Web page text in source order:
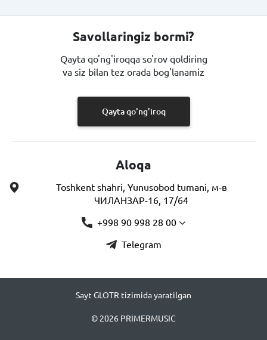
Savollaringiz bormi?
Qayta qo'ng'iroqqa so'rov qoldiring
va siz bilan tez orada bog'lanamiz
Qayta qo'ng'iroq
Aloqa
Toshkent shahri, Yunusobod tumani, м-в
ЧИЛАНЗАР-16, 17/64
+998 90 998 28 00
Telegram
Sayt GLOTR tizimida yaratilgan
© 2026 PRIMERMUSIC